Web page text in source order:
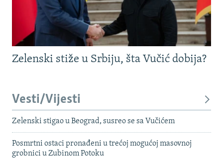
Zelenski stiže u Srbiju, šta Vučić dobija?
Vesti/Vijesti
Zelenski stigao u Beograd, susreo se sa Vučićem
Posmrtni ostaci pronađeni u trećoj mogućoj masovnoj
grobnici u Zubinom Potoku